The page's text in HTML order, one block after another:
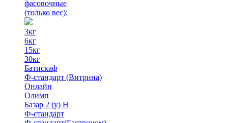
фасовочные
(только вес):
3кг
6кг
15кг
30кг
Батискаф
Ф-стандарт (Витрина)
Онлайн
Олимп
Базар 2 (у) Н
Ф-стандарт